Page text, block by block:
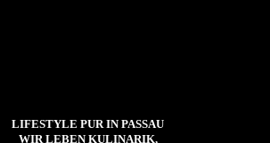
LIFESTYLE PUR IN PASSAU
WIR LEBEN KULINARIK,